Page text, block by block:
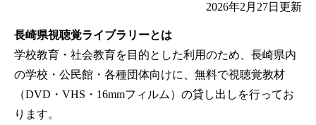
2026年2月27日 更新
長崎県視聴覚ライブラリーとは
学校教育・社会教育を目的とした利用のため、長崎県内
の学校・公民館・各種団体向けに、無料で視聴覚教材
（DVD・VHS・16mmフィルム）の貸し出しを行ってお
ります。